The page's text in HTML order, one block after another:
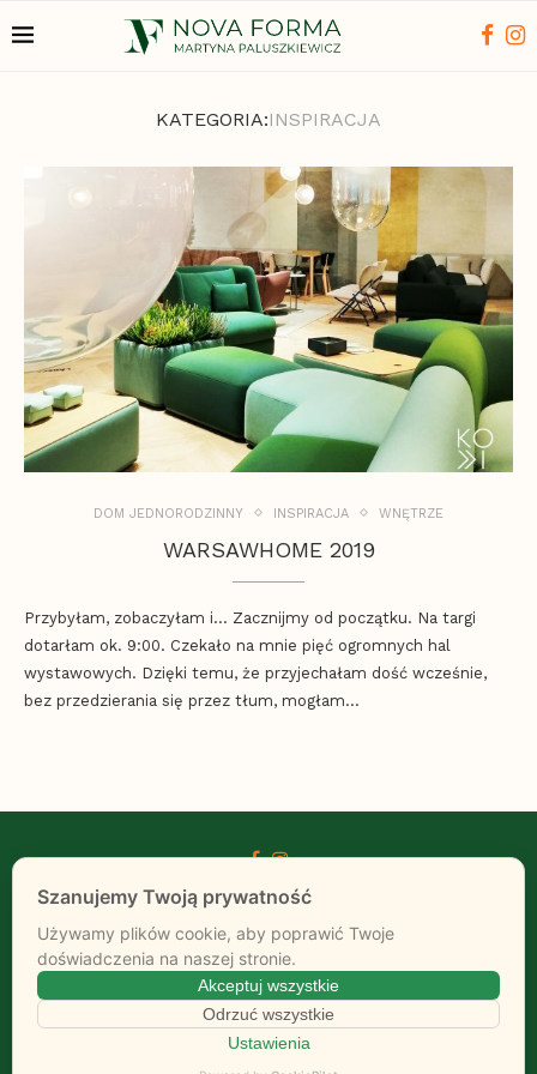
KATEGORIA:INSPIRACJA
DOM JEDNORODZINNY INSPIRACJA WNĘTRZE
WARSAWHOME 2019
Przybyłam, zobaczyłam i… Zacznijmy od początku. Na targi
dotarłam ok. 9:00. Czekało na mnie pięć ogromnych hal
wystawowych. Dzięki temu, że przyjechałam dość wcześnie,
bez przedzierania się przez tłum, mogłam…
HOME O MNIE KONTAKT
@2008-2026 - Martyna Paluszkiewicz. Wszelkie prawa zastrzeżone.